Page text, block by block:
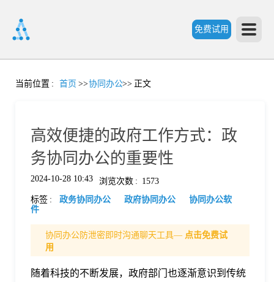
免费试用
首
当前位置 : 首页 >>协同办公>> 正文
高效便捷的政府工作方式：政
务协同办公的重要性
2024-10-28 10:43 浏览次数 : 1573
标签 : 政务协同办公 政府协同办公
协同办公软
件
协同办公防泄密即时沟通聊天工具— 点击免费试
用
随着科技的不断发展，政府部门也逐渐意识到传统